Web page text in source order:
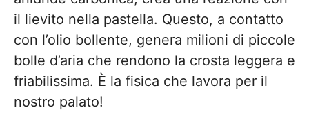
il lievito nella pastella. Questo, a contatto
con l’olio bollente, genera milioni di piccole
bolle d’aria che rendono la crosta leggera e
friabilissima. È la fisica che lavora per il
nostro palato!